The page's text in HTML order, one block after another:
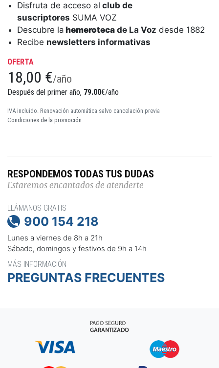
Disfruta de acceso al club de
suscriptores SUMA VOZ
Descubre la hemeroteca de La Voz desde 1882
Recibe newsletters informativas
OFERTA
18,00 €/año
Después del primer año, 79.00€/año
IVA incluido. Renovación automática salvo cancelación previa
Condiciones de la promoción
RESPONDEMOS TODAS TUS DUDAS
Estaremos encantados de atenderte
LLÁMANOS GRATIS
 900 154 218
Lunes a viernes de 8h a 21h
Sábado, domingos y festivos de 9h a 14h
MÁS INFORMACIÓN
PREGUNTAS FRECUENTES